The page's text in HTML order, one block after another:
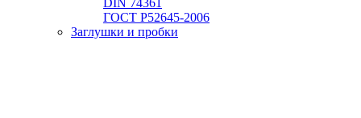
DIN 74361
ГОСТ Р52645-2006
Заглушки и пробки